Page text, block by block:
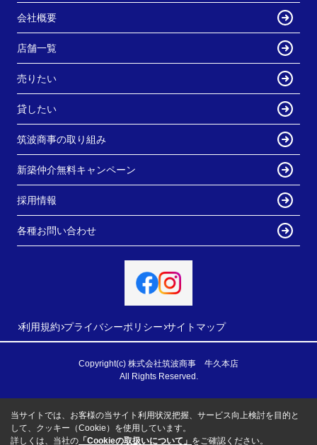
会社概要
店舗一覧
売りたい
貸したい
筑波商事の取り組み
新築仲介無料キャンペーン
採用情報
各種お問い合わせ
利用規約 プライバシーポリシー サイトマップ
Copyright(c) 株式会社筑波商事 牛久本店
All Rights Reserved.
当サイトでは、お客様の当サイト利用状況把握、サービス向上検討を目的と
して、クッキー（Cookie）を使用しています。
詳しくは、当社の 「Cookieの取扱いについて」 をご確認ください。